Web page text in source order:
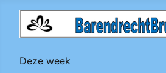
Deze week